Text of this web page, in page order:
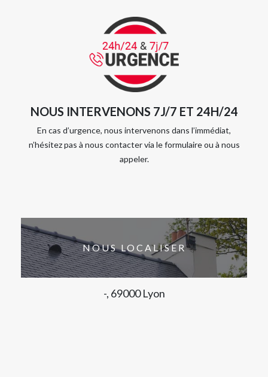
NOUS INTERVENONS 7J/7 ET 24H/24
En cas d’urgence, nous intervenons dans l’immédiat,
n’hésitez pas à nous contacter via le formulaire ou à nous
appeler.
NOUS LOCALISER
-, 69000 Lyon